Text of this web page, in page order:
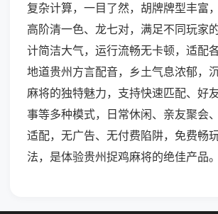
复杂计算，一目了然，胡牌牌型丰富
高阶清一色、龙七对，满足不同玩家
计简洁大气，运行流畅无卡顿，适配
地道贵州方言配音，乡土气息浓郁，
麻将的独特魅力，支持快速匹配、好
事等多种模式，日常休闲、亲友聚会
适配，无广告、无付费陷阱，免费畅
法，是体验贵州捉鸡麻将的绝佳产品。